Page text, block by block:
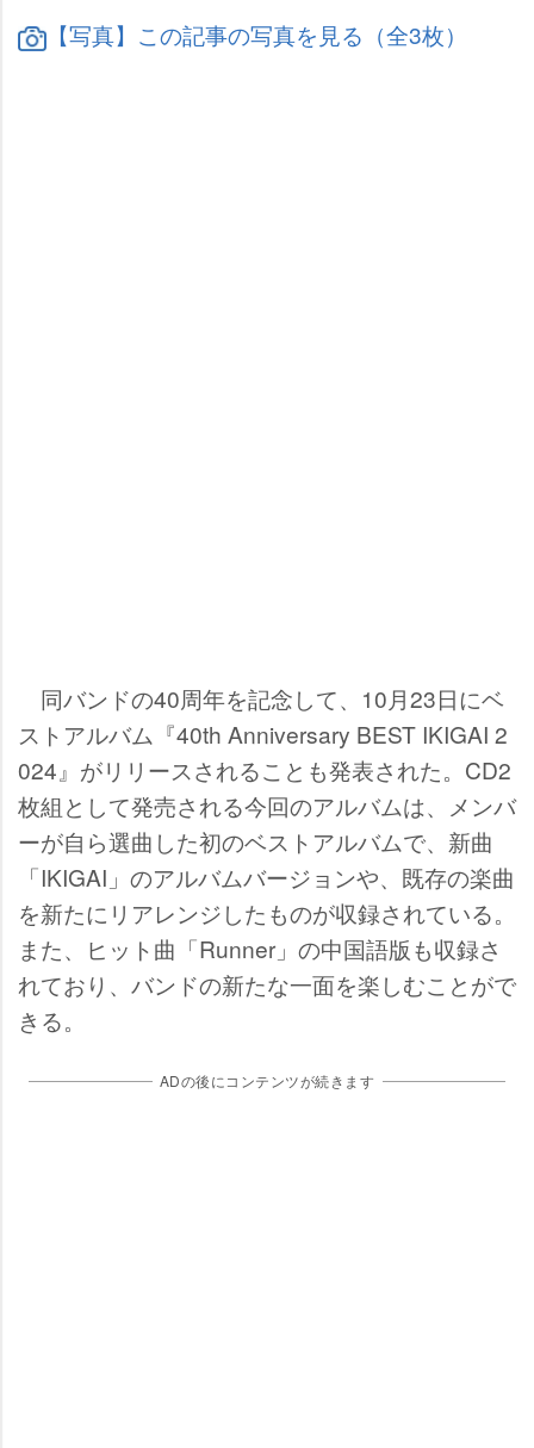
【写真】この記事の写真を見る（全3枚）
同バンドの40周年を記念して、10月23日にベ
ストアルバム『40th Anniversary BEST IKIGAI 2
024』がリリースされることも発表された。CD2
枚組として発売される今回のアルバムは、メンバ
ーが自ら選曲した初のベストアルバムで、新曲
「IKIGAI」のアルバムバージョンや、既存の楽曲
を新たにリアレンジしたものが収録されている。
また、ヒット曲「Runner」の中国語版も収録さ
れており、バンドの新たな一面を楽しむことがで
きる。
ADの後にコンテンツが続きます